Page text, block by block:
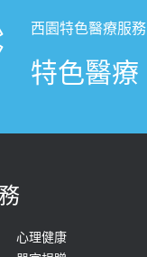
西園特色醫療服務
特色醫療
心理健康